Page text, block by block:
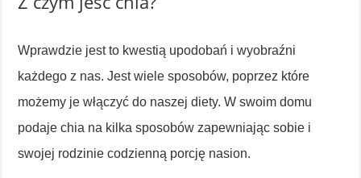
Wprawdzie jest to kwestią upodobań i wyobraźni
każdego z nas. Jest wiele sposobów, poprzez które
możemy je włączyć do naszej diety. W swoim domu
podaje chia na kilka sposobów zapewniając sobie i
swojej rodzinie codzienną porcję nasion.